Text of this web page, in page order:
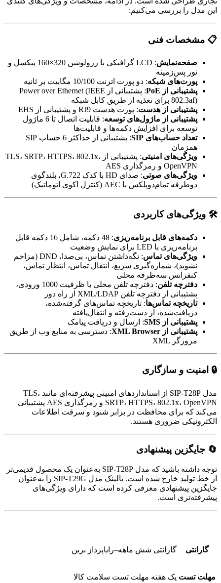
این مدل را بررسی می‌کنیم:
📋 مشخصات فنی
صفحه‌نمایش
: LCD گرافیکی با رزولوشن 320×160 پیکسل و
نور پس‌زمینه
پورت‌های شبکه: دو پورت اترنت 10/100 مگابیت بر ثانیه
پشتیبانی از PoE
: پشتیبانی از Power over Ethernet (IEEE
802.3af) برای تغذیه از طریق کابل شبکه
پشتیبانی از هدست: پورت هدست RJ9 و پشتیبانی از EHS
پشتیبانی از ماژول‌های توسعه
: قابلیت اتصال تا 6 ماژول
توسعه برای افزایش دکمه‌ها و قابلیت‌ها
تعداد حساب‌های SIP
: پشتیبانی از حداکثر 6 حساب SIP
همزمان
ویژگی‌های امنیتی
: پشتیبانی از TLS، SRTP، HTTPS، 802.1x،
OpenVPN و رمزگذاری AES
ویژگی‌های صوتی
: صدای HD با کدک G.722، بلندگوی
دوطرفه تمام‌دوپلکس با AEC (کنترل اکوی اتوماتیک)
🛠️ ویژگی‌های کاربردی
دکمه‌های قابل برنامه‌ریزی
: 48 دکمه، شامل 16 دکمه قابل
برنامه‌ریزی با LED برای نمایش وضعیت
ویژگی‌های تماس
: نگه‌داشتن تماس، بی‌صدا، DND (مزاحم
نشوید)، شماره‌گیری سریع، انتقال تماس، انتظار تماس،
کنفرانس سه‌طرفه محلی
دفترچه تلفن
: دفترچه تلفن محلی با ظرفیت 1000 ورودی،
پشتیبانی از دفترچه تلفن XML/LDAP از راه دور
تاریخچه تماس‌ها: تاریخچه تماس‌های گرفته‌شده،
دریافت‌شده، از دست‌رفته و انتقال‌یافته
پشتیبانی از SMS
: ارسال و دریافت پیامک
پشتیبانی از XML Browser
: دسترسی به منابع وب از طریق
مرورگر XML
🔒 امنیت و سازگاری
مدل SIP-T28P از استانداردهای امنیتی پیشرفته‌ای مانند TLS،
SRTP، HTTPS، 802.1x، OpenVPN و رمزگذاری AES پشتیبانی
می‌کند که برای محافظت در برابر شنود و سرقت اطلاعات
الکترونیکی ضروری هستند.
🔄 جایگزین پیشنهادی
توجه داشته باشید که مدل SIP-T28P به‌عنوان یک محصول قدیمی‌تر
از خط تولید خارج شده است. یالینک مدل SIP-T29G را به‌عنوان
جایگزین پیشنهادی معرفی کرده است که دارای ویژگی‌های
پیشرفته‌تری است.
گارانتی گارانتی شش ماهه–رایاپرداز برین
مهلت تست یک هفته مهلت تست سلامت کالا